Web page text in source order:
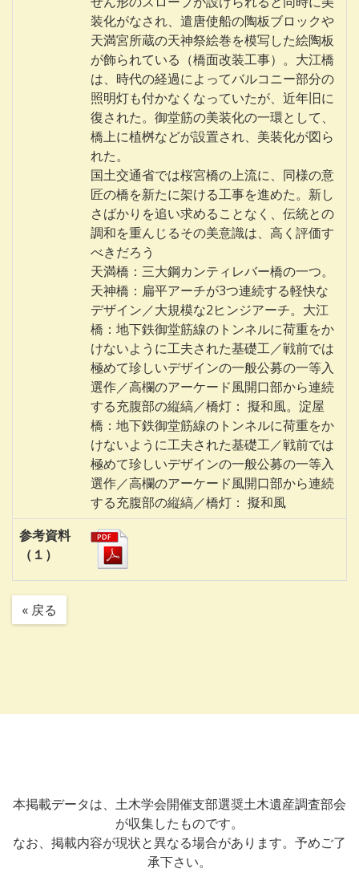
装化がなされ、遣唐使船の陶板ブロックや
天満宮所蔵の天神祭絵巻を模写した絵陶板
が飾られている（橋面改装工事）。大江橋
は、時代の経過によってバルコニー部分の
照明灯も付かなくなっていたが、近年旧に
復された。御堂筋の美装化の一環として、
橋上に植桝などが設置され、美装化が図ら
れた。
国土交通省では桜宮橋の上流に、同様の意
匠の橋を新たに架ける工事を進めた。新し
さばかりを追い求めることなく、伝統との
調和を重んじるその美意識は、高く評価す
べきだろう
天満橋：三大鋼カンティレバー橋の一つ。
天神橋：扁平アーチが3つ連続する軽快な
デザイン／大規模な2ヒンジアーチ。大江
橋：地下鉄御堂筋線のトンネルに荷重をか
けないように工夫された基礎工／戦前では
極めて珍しいデザインの一般公募の一等入
選作／高欄のアーケード風開口部から連続
する充腹部の縦縞／橋灯： 擬和風。淀屋
橋：地下鉄御堂筋線のトンネルに荷重をか
けないように工夫された基礎工／戦前では
極めて珍しいデザインの一般公募の一等入
選作／高欄のアーケード風開口部から連続
する充腹部の縦縞／橋灯： 擬和風
参考資料
（１）
« 戻る
本掲載データは、土木学会開催支部選奨土木遺産調査部会
が収集したものです。
なお、掲載内容が現状と異なる場合があります。予めご了
承下さい。